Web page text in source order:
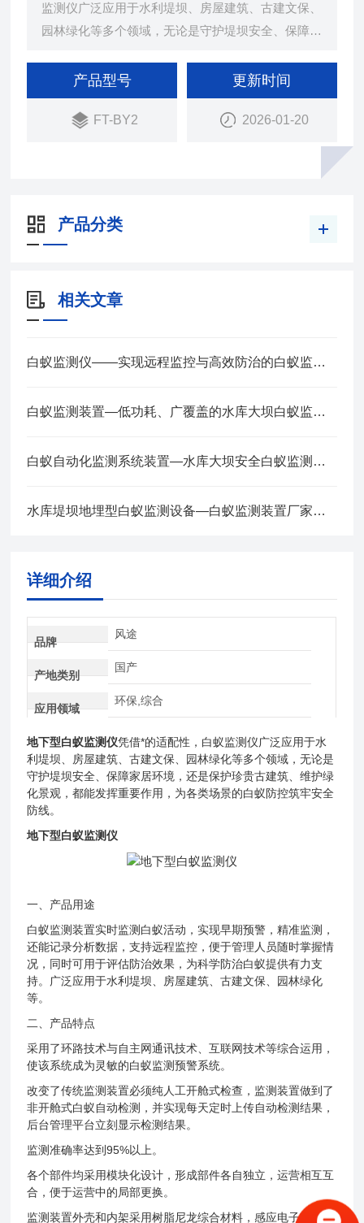
监测仪广泛应用于水利堤坝、房屋建筑、古建文保、
园林绿化等多个领域，无论是守护堤坝安全、保障家
发挥重要作用，为各类场景的白蚁防控筑牢安全防
线。
产品型号
FT-BY2
更新时间
2026-01-20
产品分类
相关文章
白蚁监测仪——实现远程监控与高效防治的白蚁监测设备2025全+境+派+送
白蚁监测装置—低功耗、广覆盖的水库大坝白蚁监测预警系统2025全+境+派+送
白蚁自动化监测系统装置—水库大坝安全白蚁监测解决方案2025全+境+派+送
水库堤坝地埋型白蚁监测设备—白蚁监测装置厂家全+境+派+送
详细介绍
品牌
风途
产地类别
国产
应用领域
环保,综合
地下型白蚁监测仪凭借*的适配性，白蚁监测仪广泛应用于水
利堤坝、房屋建筑、古建文保、园林绿化等多个领域，无论是
守护堤坝安全、保障家居环境，还是保护珍贵古建筑、维护绿
化景观，都能发挥重要作用，为各类场景的白蚁防控筑牢安全
防线。
地下型白蚁监测仪
一、产品用途
白蚁监测装置实时监测白蚁活动，实现早期预警，精准监测，
还能记录分析数据，支持远程监控，便于管理人员随时掌握情
况，同时可用于评估防治效果，为科学防治白蚁提供有力支
持。广泛应用于水利堤坝、房屋建筑、古建文保、园林绿化
等。
二、产品特点
采用了环路技术与自主网通讯技术、互联网技术等综合运用，
使该系统成为灵敏的白蚁监测预警系统。
改变了传统监测装置必须纯人工开舱式检查，监测装置做到了
非开舱式白蚁自动检测，并实现每天定时上传自动检测结果，
后台管理平台立刻显示检测结果。
监测准确率达到95%以上。
各个部件均采用模块化设计，形成部件各自独立，运营相互互
合，便于运营中的局部更换。
监测装置外壳和内架采用树脂尼龙综合材料，感应电子模块封